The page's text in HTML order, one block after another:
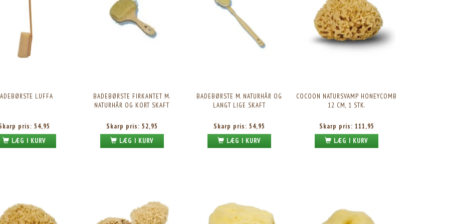
LUFFA
pris:54,95
LÆG I KURV
BADEBØRSTE FIRKANTET M.
NATURHÅR OG KORT SKAFT
Skarp pris: 52,95
LÆG I KURV
BADEBØRSTE M. NATURHÅR OG
LANGT LIGE SKAFT
Skarp pris: 54,95
LÆG I KURV
COCOON NATURSVAMP HONEYCOMB
12 CM, 1 STK.
Skarp pris: 111,95
LÆG I KURV